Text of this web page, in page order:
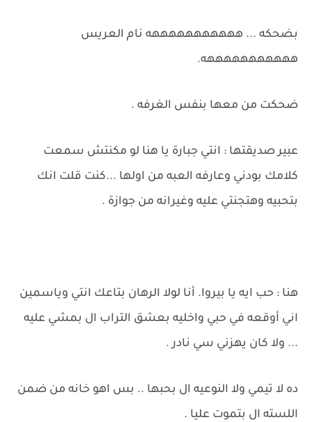
بضحكه ... هههههههههههه نام العريس
هههههههههههه.
ضحكت من معها بنفس الغرفه .
عبير صديقتها : انتي جبارة يا هنا لو مكنتش سمعت
كلامك بودني وعارفه العبه من اولها ...كنت قلت انك
بتحبيه وهتجنتي عليه وغيرانه من جوازة .
هنا : حب ايه يا بيروا. أنا لولا الرهان بتاعك انتي وياسمين
اني أوقعه في حبي واخليه بعشق التراب ال بمشي عليه
... ولا كان يهزني سي نادر .
ده لا تيمي ولا النوعيه ال بحبها .. بس اهو خانه من ضمن
اللسته ال بتموت عليا .